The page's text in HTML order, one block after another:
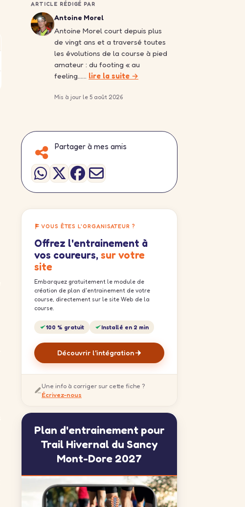
ARTICLE RÉDIGÉ PAR
Antoine Morel
Antoine Morel court depuis plus
de vingt ans et a traversé toutes
les évolutions de la course à pied
amateur : du footing « au
feeling…… lire la suite →
Mis à jour le 5 août 2026
Partager à mes amis
VOUS ÊTES L'ORGANISATEUR ?
Offrez l'entrainement à
vos coureurs, sur votre
site
Embarquez gratuitement le module de
création de plan d'entrainement de votre
course, directement sur le site Web de la
course.
100 % gratuit Installé en 2 min
Découvrir l'intégration
Une info à corriger sur cette fiche ?
Écrivez-nous
Plan d'entrainement pour
Trail Hivernal du Sancy
Mont-Dore 2027